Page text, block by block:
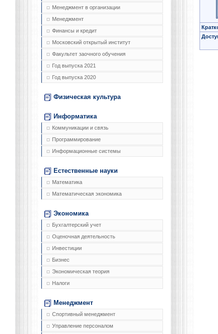
Менеджмент в организации
Менеджмент
Финансы и кредит
Московский открытый институт
Факультет заочного обучения
Год выпуска 2021
Год выпуска 2020
Физическая культура
Информатика
Коммуникации и связь
Программирование
Информационные системы
Естественные науки
Математика
Математическая экономика
Экономика
Бухгалтерский учет
Оценочная деятельность
Инвестиции
Бизнес
Экономическая теория
Налоги
Менеджмент
Спортивный менеджмент
Управление персоналом